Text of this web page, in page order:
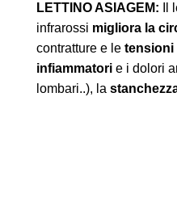
LETTINO ASIAGEM:
infrarossi migliora la
contratture e le tensioni
infiammatori e i dolori
lombari..), la